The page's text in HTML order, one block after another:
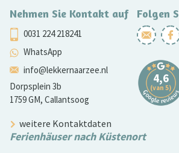
Nehmen Sie Kontakt auf
0031 224 218241
WhatsApp
info@lekkernaarzee.nl
Dorpsplein 3b
1759 GM, Callantsoog
Folgen
weitere Kontaktdaten
Ferienhäuser nach Küstenort